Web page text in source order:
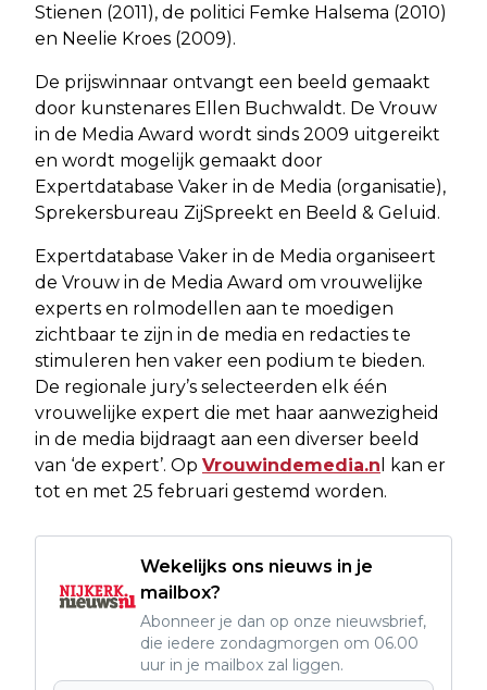
Stienen (2011), de politici Femke Halsema (2010)
en Neelie Kroes (2009).
De prijswinnaar ontvangt een beeld gemaakt
door kunstenares Ellen Buchwaldt. De Vrouw
in de Media Award wordt sinds 2009 uitgereikt
en wordt mogelijk gemaakt door
Expertdatabase Vaker in de Media (organisatie),
Sprekersbureau ZijSpreekt en Beeld & Geluid.
Expertdatabase Vaker in de Media organiseert
de Vrouw in de Media Award om vrouwelijke
experts en rolmodellen aan te moedigen
zichtbaar te zijn in de media en redacties te
stimuleren hen vaker een podium te bieden.
De regionale jury’s selecteerden elk één
vrouwelijke expert die met haar aanwezigheid
in de media bijdraagt aan een diverser beeld
van ‘de expert’. Op Vrouwindemedia.n l kan er
tot en met 25 februari gestemd worden.
Wekelijks ons nieuws in je
mailbox?
Abonneer je dan op onze nieuwsbrief,
die iedere zondagmorgen om 06.00
uur in je mailbox zal liggen.